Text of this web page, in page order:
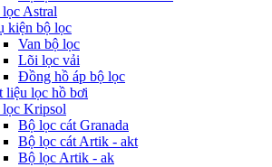
Astral
kiện bộ lọc
Van bộ lọc
Lõi lọc vải
Đồng hồ áp bộ lọc
liệu lọc hồ bơi
Kripsol
Bộ lọc cát Granada
Bộ lọc cát Artik - akt
Bộ lọc Artik - ak